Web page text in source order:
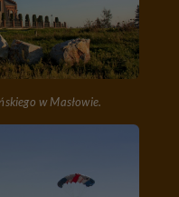
w Masłowie.